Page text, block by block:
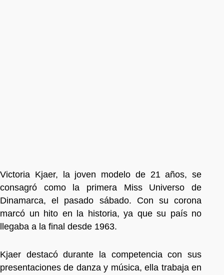
Victoria Kjaer, la joven modelo de 21 años, se
consagró como la primera Miss Universo de
Dinamarca, el pasado sábado. Con su corona
marcó un hito en la historia, ya que su país no
llegaba a la final desde 1963.
Kjaer destacó durante la competencia con sus
presentaciones de danza y música, ella trabaja en